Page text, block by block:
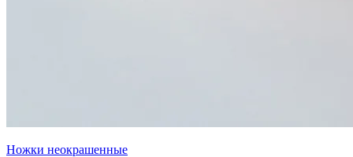
Ножки неокрашенные